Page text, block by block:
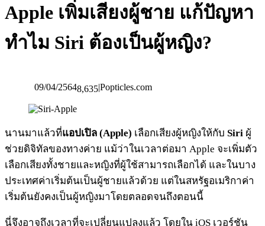
Apple เพิ่มเสียงผู้ชาย แก้ปัญหา
ทำไม Siri ต้องเป็นผู้หญิง?
09/04/25648,635|Popticles.com
นานมาแล้วที่แอปเปิล (Apple) เลือกเสียงผู้หญิงให้กับ Siri ผู้
ช่วยดิจิทัลของทางค่าย แม้ว่าในเวลาต่อมา Apple จะเพิ่มตัว
เลือกเสียงทั้งชายและหญิงที่ผู้ใช้สามารถเลือกได้ และในบาง
ประเทศค่าเริ่มต้นเป็นผู้ชายแล้วด้วย แต่ในสหรัฐอเมริกาค่า
เริ่มต้นยังคงเป็นผู้หญิงมาโดยตลอดจนถึงตอนนี้
นี่จึงอาจถึงเวลาที่จะเปลี่ยนแปลงแล้ว โดยใน iOS เวอร์ชัน